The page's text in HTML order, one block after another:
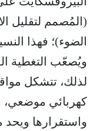
(المُصمم لتقليل
الضوء)؛ فهذا
ويُصعّب التغطية
لذلك، تتشكل
كهربائي موضعي،
واستقرارها ويحد